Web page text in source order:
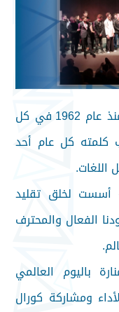
يحتفل فنانوا المسرح يوم 27 أذار منذ عام 1962 في كل
كلمته كل عام أحد
اللغات.
أسست لخلق تقليد
الفعال والمحترف
باليوم العالمي
ومشاركة كورال